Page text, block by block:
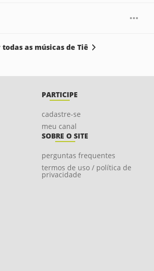
as músicas de Tiê
PARTICIPE
cadastre-se
meu canal
SOBRE O SITE
perguntas frequentes
termos de uso / política de
privacidade